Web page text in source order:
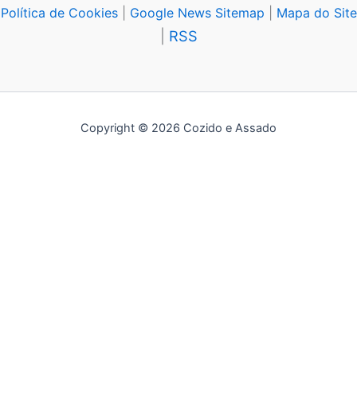
Política de Cookies| Google News Sitemap Mapa do Site
RSS
Copyright © 2026 Cozido e Assado